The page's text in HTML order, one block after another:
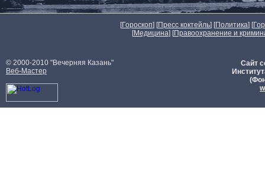
[Гороскоп] [Пресс коктейль] [Политика] [
[Медицина] [Правоохранение и
© 2000-2010 "Вечерняя Казань"
Веб-Мастер
Сайт